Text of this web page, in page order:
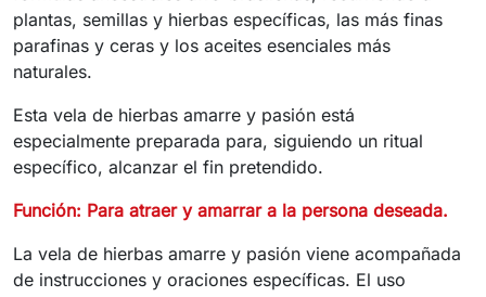
plantas, semillas y hierbas específicas, las más finas
parafinas y ceras y los aceites esenciales más
naturales.
Esta vela de hierbas amarre y pasión está
especialmente preparada para, siguiendo un ritual
específico, alcanzar el fin pretendido.
Función: Para atraer y amarrar a la persona deseada.
La vela de hierbas amarre y pasión viene acompañada
de instrucciones y oraciones específicas. El uso